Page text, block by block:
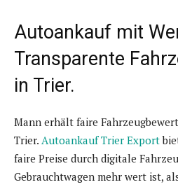
Autoankauf mit
Transparente
in Trier.
Mann erhält faire
Trier. Autoankauf Trier Export
faire Preise durch digitale
Gebrauchtwagen mehr wert ist,